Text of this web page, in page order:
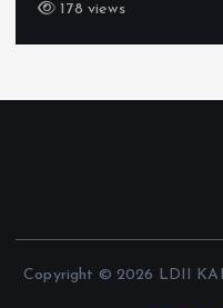
178 views
Copyright © 2026 LDII